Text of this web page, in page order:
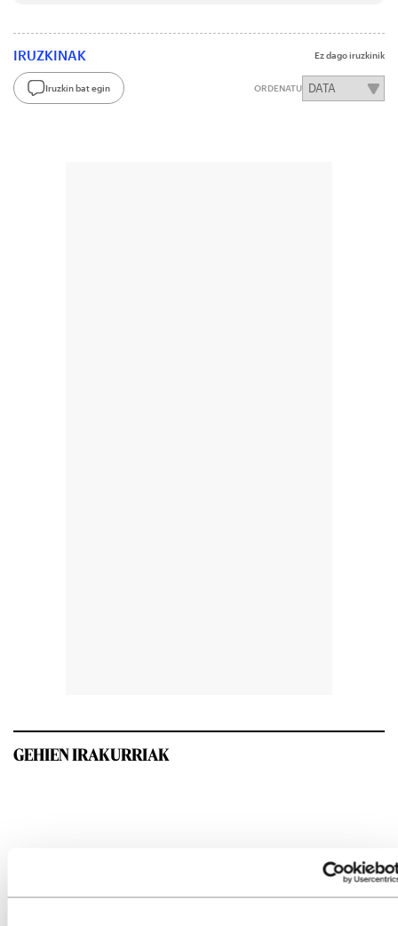
IRUZKINAK Ez dago iruzkinik
Iruzkin bat egin ORDENATU
GEHIEN IRAKURRIAK